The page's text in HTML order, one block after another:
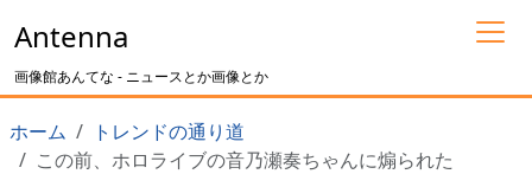
Antenna
画像館あんてな - ニュースとか画像とか
ホーム
トレンドの通り道
この前、ホロライブの音乃瀬奏ちゃんに煽られた